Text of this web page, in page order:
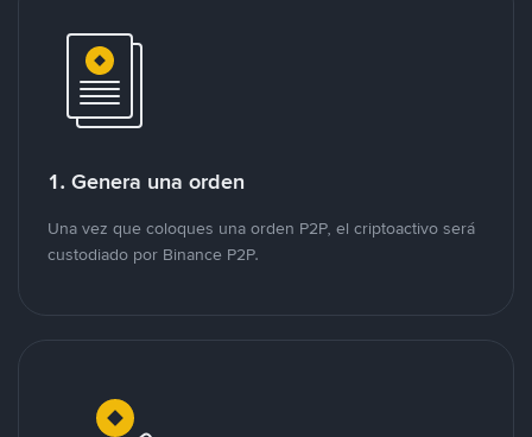
1. Genera una orden
Una vez que coloques una orden P2P, el criptoactivo será
custodiado por Binance P2P.